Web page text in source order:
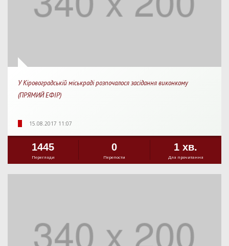
У Кіровоградській міськраді розпочалося засідання виконкому
(ПРЯМИЙ ЕФІР)
15.08.2017 11:07
1445
Перегляди
0
Перепости
1 хв.
Для прочитання